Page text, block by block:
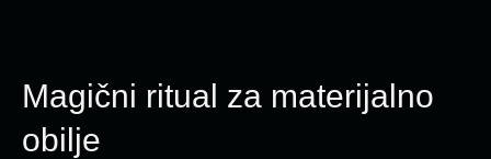
Magični ritual za materijalno
obilje